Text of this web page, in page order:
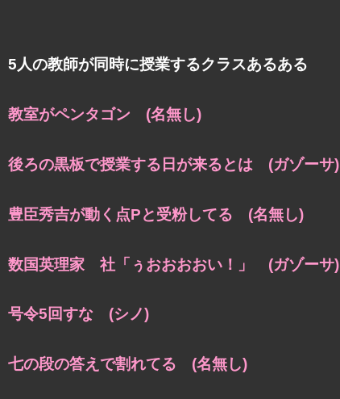
5人の教師が同時に授業するクラスあるある
教室がペンタゴン (名無し)
後ろの黒板で授業する日が来るとは (ガゾーサ)
豊臣秀吉が動く点Pと受粉してる (名無し)
数国英理家 社「ぅおおおおい！」 (ガゾーサ)
号令5回すな (シノ)
七の段の答えで割れてる (名無し)